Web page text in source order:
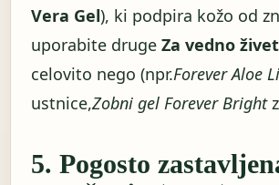
Vera Gel), ki podpira kožo od
uporabite druge Za vedno
celovito nego (npr.Forever Aloe
ustnice,Zobni gel Forever Bright
5. Pogosto